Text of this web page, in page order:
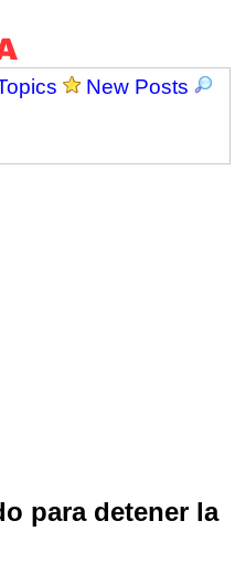
New Posts
para detener la